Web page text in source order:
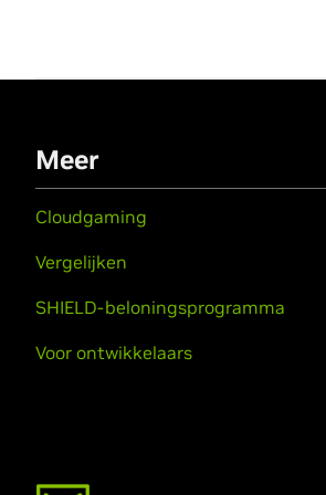
Meer
Cloudgaming
Vergelijken
SHIELD-beloningsprogramma
Voor ontwikkelaars